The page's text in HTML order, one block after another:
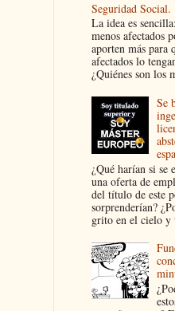
Seguridad Social.
La idea es
menos afectados
aporten más para
afectados lo
¿Quiénes son los
Se
¿Qué harían si se
una oferta de
del título de este
sorprenderían?
grito en el cielo y